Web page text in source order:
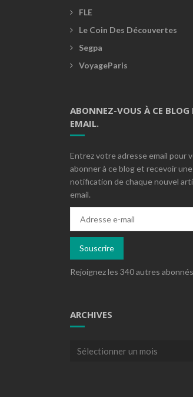
FLE
Le Coin Des Découvertes
Segpa
VoyageParis
ABONNEZ-VOUS À CE BLOG
EMAIL.
Entrez votre adresse email pour
abonner à ce blog et recevoir une
notification de chaque nouvel
email.
mail
Souscrire
Rejoignez les 340 autres abonnés
ARCHIVES
Archives